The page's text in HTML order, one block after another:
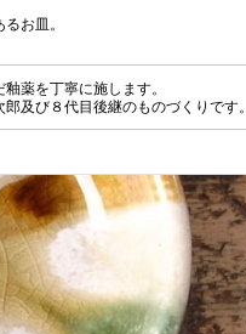
お皿。
薬を丁寧に施します。
及び８代目後継のものづくりです。